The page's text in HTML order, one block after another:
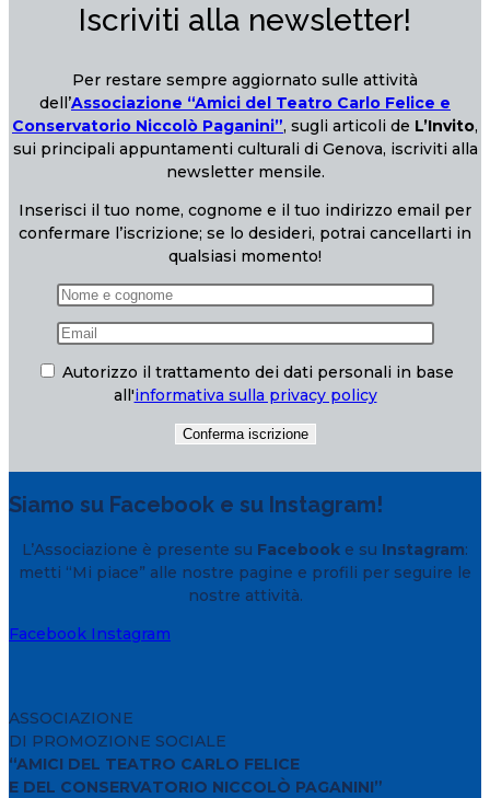
Iscriviti alla newsletter!
Per restare sempre aggiornato sulle attività
dell’Associazione “Amici del Teatro Carlo Felice e
Conservatorio Niccolò Paganini”, sugli articoli de L’Invito,
sui principali appuntamenti culturali di Genova, iscriviti alla
newsletter mensile.
Inserisci il tuo nome, cognome e il tuo indirizzo email per
confermare l’iscrizione; se lo desideri, potrai cancellarti in
qualsiasi momento!
Autorizzo il trattamento dei dati personali in base
all'informativa sulla privacy policy
Siamo su Facebook e su Instagram!
L’Associazione è presente su Facebook e su Instagram:
metti “Mi piace” alle nostre pagine e profili per seguire le
nostre attività.
Facebook Instagram
ASSOCIAZIONE
DI PROMOZIONE SOCIALE
“AMICI DEL TEATRO CARLO FELICE
E DEL CONSERVATORIO NICCOLÒ PAGANINI”